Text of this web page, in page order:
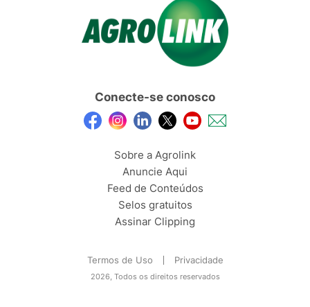
Conecte-se conosco
Sobre a Agrolink
Anuncie Aqui
Feed de Conteúdos
Selos gratuitos
Assinar Clipping
Termos de Uso Privacidade
2026, Todos os direitos reservados